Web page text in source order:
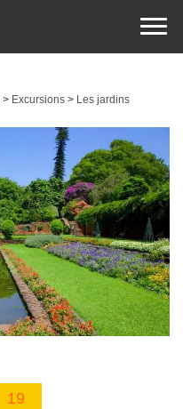
> Excursions > Les jardins
19